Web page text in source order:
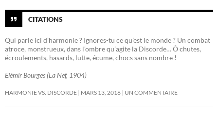
CITATIONS
Qui parle ici d’harmonie ? Ignores-tu ce qu’est le monde ? Un combat
atroce, monstrueux, dans l’ombre qu’agite la Discorde… Ô chutes,
écroulements, hasards, lutte, écume, chocs sans nombre !
Elémir Bourges (La Nef, 1904)
HARMONIE VS. DISCORDE MARS 13, 2016 UN COMMENTAIRE